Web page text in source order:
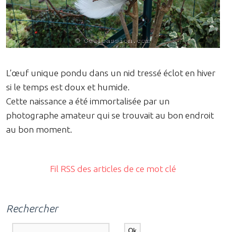
L’œuf unique pondu dans un nid tressé éclot en hiver
si le temps est doux et humide.
Cette naissance a été immortalisée par un
photographe amateur qui se trouvait au bon endroit
au bon moment.
Fil RSS des articles de ce mot clé
Rechercher